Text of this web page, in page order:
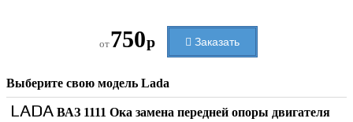
от750р Заказать
Выберите свою модель Lada
LADA ВАЗ 1111 Ока замена передней опоры двигателя